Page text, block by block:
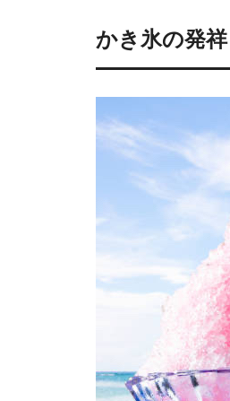
かき氷の発祥